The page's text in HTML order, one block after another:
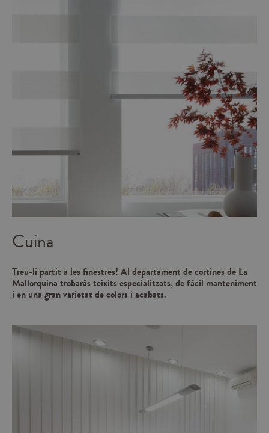
Cuina
Treu-li partit a les finestres! Al departament de cortines de La
Mallorquina trobaràs teixits especialitzats, de fàcil manteniment
i en una gran varietat de colors i acabats.